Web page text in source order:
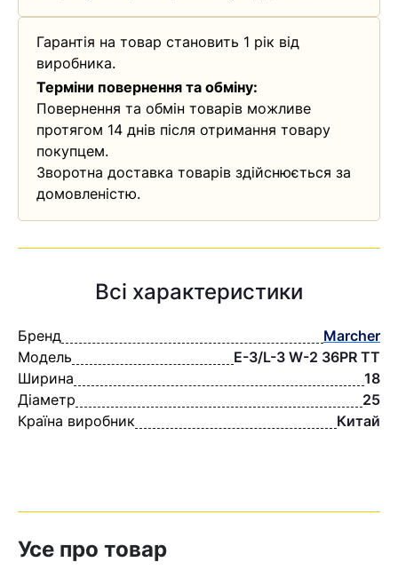
Гарантія на товар становить 1 рік від
виробника.
Терміни повернення та обміну:
Повернення та обмін товарів можливе
протягом 14 днів після отримання товару
покупцем.
Зворотна доставка товарів здійснюється за
домовленістю.
Всі характеристики
Бренд
Marcher
Модель
E-3/L-3 W-2 36PR TT
Ширина
18
Діаметр
25
Країна виробник
Китай
Усе про товар